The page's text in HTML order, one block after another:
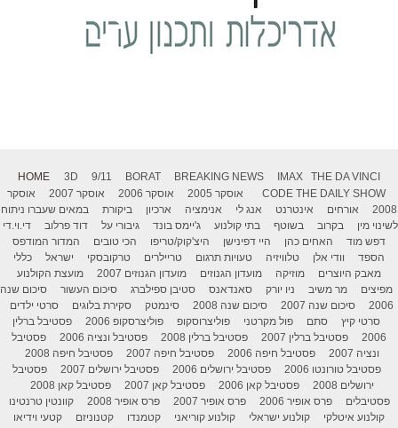
HOME 3D 9/11 BORAT BREAKING NEWS IMAX
THE DA VINCI
CODE THE DAILY SHOW אוסקר 2005 אוסקר 2006 אוסקר 2007
אוסקר
2008
אורחים אינטרנט אנג לי אנימציה ארכיון ביקורת
במאים שעברו ניתוח
לשינוי מין
בקרוב בשוטף בתי קולנוע ג'יימס בונד גיבורי על דוד פרלוב
די.וי.די
דפש מוד
האחים כהן היי דפינישן היצ'קוק/טריפו הכי טובים
המדור המודפס
הספד
וודי אלן טלוויזיה טעויות תרגום טריילרים טרקובסקי ישראל
כללי
מאבק היוצרים
מוזיקה מועדון הגנוזים מועדון הגנוזים 2007
מועצת הקולנוע
מפיצים
מר משיב ניו יורק סאנדאנס סטיבן ספילברג סיכום העשור
סיכום שנה
2006
סיכום שנה 2007 סיכום שנה 2008 סינמטק סקירת בלוגים
סרטי ילדים
סרטי קיץ
סתם פול מקרטני פוליצרוסקופ פוליצרסקופ 2006
פסטיבל ברלין
2006
פסטיבל ברלין 2007 פסטיבל ברלין 2008 פסטיבל ונציה 2006
פסטיבל
ונציה 2007
פסטיבל חיפה 2006 פסטיבל חיפה 2007
פסטיבל חיפה 2008
פסטיבל טורונטו 2006
פסטיבל ירושלים 2006 פסטיבל ירושלים 2007
פסטיבל
ירושלים 2008
פסטיבל קאן 2006 פסטיבל קאן 2007
פסטיבל קאן 2008
פסטיבלים
פרס אופיר 2006 פרס אופיר 2007 פרס אופיר 2008
קוונטין טרנטינו
קולנוע איטלקי
קולנוע ישראלי קולנוע קוריאני קטמנדו קטנוניזם
קטעי וידיאו